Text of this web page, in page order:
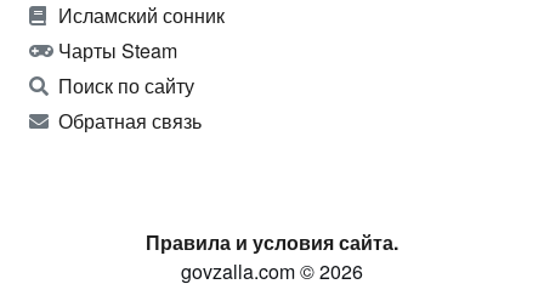
Исламский сонник
Чарты Steam
Поиск по сайту
Обратная связь
Правила и условия сайта.
govzalla.com © 2026